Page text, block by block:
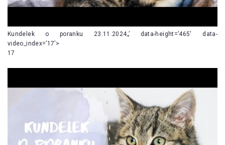
Kundelek o poranku 23.11.2024„’ data-height=’465′ data-
video_index=’17’>
17